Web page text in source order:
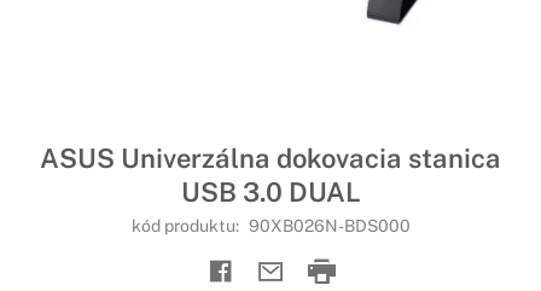
ASUS Univerzálna dokovacia stanica
USB 3.0 DUAL
kód produktu: 90XB026N-BDS000